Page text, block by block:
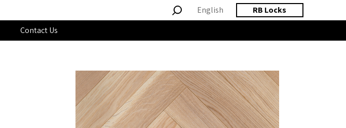
English
RB Locks
Contact Us